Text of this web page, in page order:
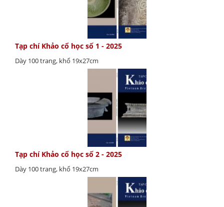
Tạp chí Khảo cổ học số 1 - 2025
Dày 100 trang, khổ 19x27cm
Tạp chí Khảo cổ học số 2 - 2025
Dày 100 trang, khổ 19x27cm